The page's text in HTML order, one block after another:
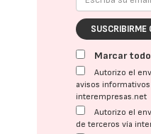
SUSCRIBIRME
Marcar
Autorizo el
avisos
interempresas.net
Autorizo el
de terceros vía